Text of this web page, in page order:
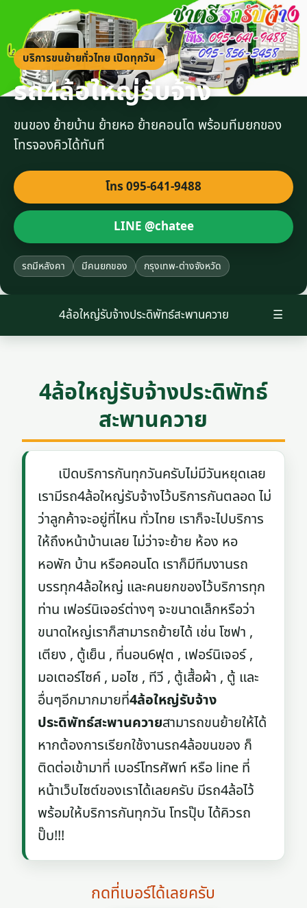
บริการขนย้ายทั่วไทย เปิดทุกวัน
รถ4ล้อใหญ่รับจ้าง
ขนของ ย้ายบ้าน ย้ายหอ ย้ายคอนโด พร้อมทีมยกของ
โทรจองคิวได้ทันที
โทร 095-641-9488
LINE @chatee
รถมีหลังคา มีคนยกของ กรุงเทพ-ต่างจังหวัด
☰
4ล้อใหญ่รับจ้างประดิพัทธ์สะพานควาย
4ล้อใหญ่รับจ้างประดิพัทธ์
สะพานควาย
เปิดบริการกันทุกวันครับไม่มีวันหยุดเลย
เรามีรถ4ล้อใหญ่รับจ้างไว้บริการกันตลอด ไม่
ว่าลูกค้าจะอยู่ที่ไหน ทั่วไทย เราก็จะไปบริการ
ให้ถึงหน้าบ้านเลย ไม่ว่าจะย้าย ห้อง หอ
หอพัก บ้าน หรือคอนโด เราก็มีทีมงานรถ
บรรทุก4ล้อใหญ่ และคนยกของไว้บริการทุก
ท่าน เฟอร์นิเจอร์ต่างๆ จะขนาดเล็กหรือว่า
ขนาดใหญ่เราก็สามารถย้ายได้ เช่น โซฟา ,
เตียง , ตู้เย็น , ที่นอน6ฟุต , เฟอร์นิเจอร์ ,
มอเตอร์ไซค์ , มอไซ , ทีวี , ตู้เสื้อผ้า , ตู้ และ
อื่นๆอีกมากมายที่4ล้อใหญ่รับจ้าง
ประดิพัทธ์สะพานควายสามารถขนย้ายให้ได้
หากต้องการเรียกใช้งานรถ4ล้อขนของ ก็
ติดต่อเข้ามาที่ เบอร์โทรศัพท์ หรือ line ที่
หน้าเว็บไซต์ของเราได้เลยครับ มีรถ4ล้อไว้
พร้อมให้บริการกันทุกวัน โทรปุ๊บ ได้คิวรถ
ปั๊บ!!!
กดที่เบอร์ได้เลยครับ